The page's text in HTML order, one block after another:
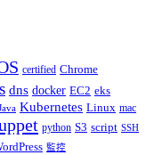
certified Chrome
dns docker EC2 eks
Kubernetes Linux mac
python S3 script SSH
監控